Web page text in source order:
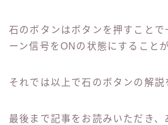
石のボタンはボタンを押すことで
ーン信号をONの状態にすること
それでは以上で石のボタンの解説
最後まで記事をお読みいただき、